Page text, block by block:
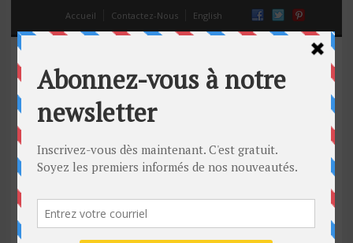
Accueil Contactez-Nous English
épilation